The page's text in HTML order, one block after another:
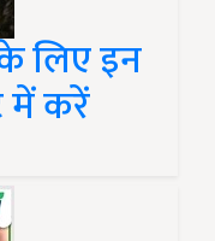
लिए इन
में करें